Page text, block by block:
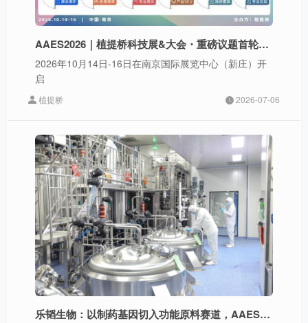
AAES2026｜植提桥科技展&大会・重磅议题首轮发布
2026年10月14日-16日在南京国际展览中心（新庄）开
启
植提桥 2026-07-06
乐韬生物：以制药基因切入功能原料赛道，AAES2026展示全链服务能力